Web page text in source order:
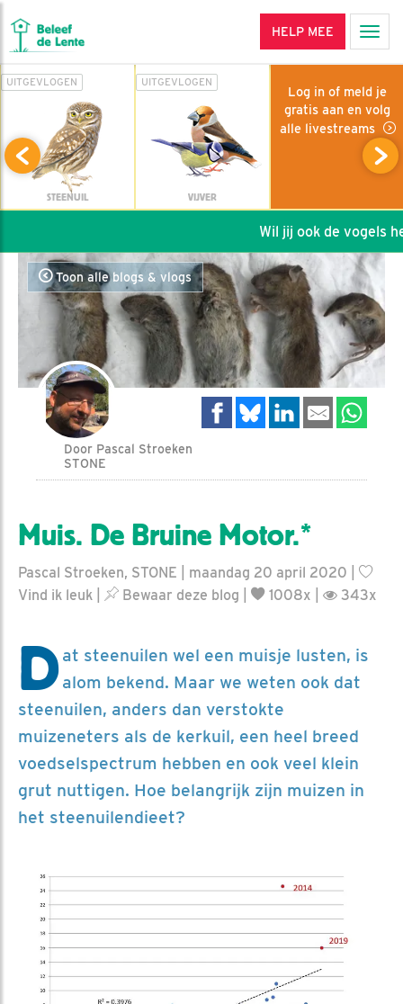
HELP MEE
UITGEVLOGEN
STEENUIL
UITGEVLOGEN
VIJVER
Log in of meld je
gratis aan en volg
alle livestreams
Wil jij ook de vogels
Toon alle blogs & vlogs
Door Pascal Stroeken
STONE
Muis. De Bruine Motor.*
Pascal Stroeken, STONE | maandag 20 april 2020 |
Vind ik leuk
Bewaar deze blog 1008x | 343x
Dat steenuilen wel een muisje lusten, is
alom bekend. Maar we weten ook dat
steenuilen, anders dan verstokte
muizeneters als de kerkuil, een heel breed
voedselspectrum hebben en ook veel klein
grut nuttigen. Hoe belangrijk zijn muizen in
het steenuilendieet?